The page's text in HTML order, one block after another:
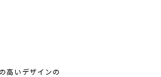
高いデザインの